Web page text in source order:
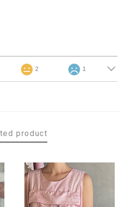
2 1
product